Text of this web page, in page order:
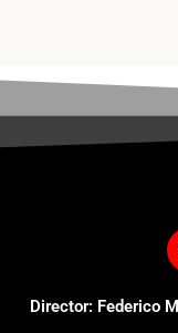
Director: Federico